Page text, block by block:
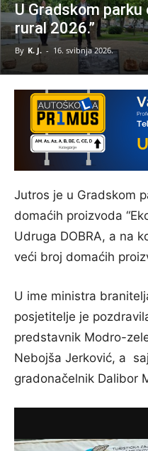
U Gradskom parku
rural 2026.”
By K. J. - 16. svibnja 2026.
Jutros je u Gradskom
domaćih proizvoda
Udruga DOBRA, a na
veći broj domaćih
U ime ministra
posjetitelje je
predstavnik Modro-
Nebojša Jerković, a
gradonačelnik Dalibor